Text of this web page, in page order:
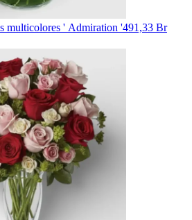
multicolores ' Admiration '491,33 Br